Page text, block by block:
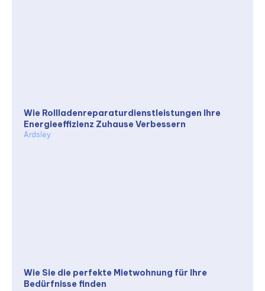
Wie Rollladenreparaturdienstleistungen Ihre
Energieeffizienz Zuhause Verbessern
Ardsley
Wie Sie die perfekte Mietwohnung für Ihre
Bedürfnisse finden